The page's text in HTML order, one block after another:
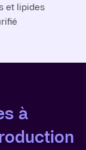
et lipides
à